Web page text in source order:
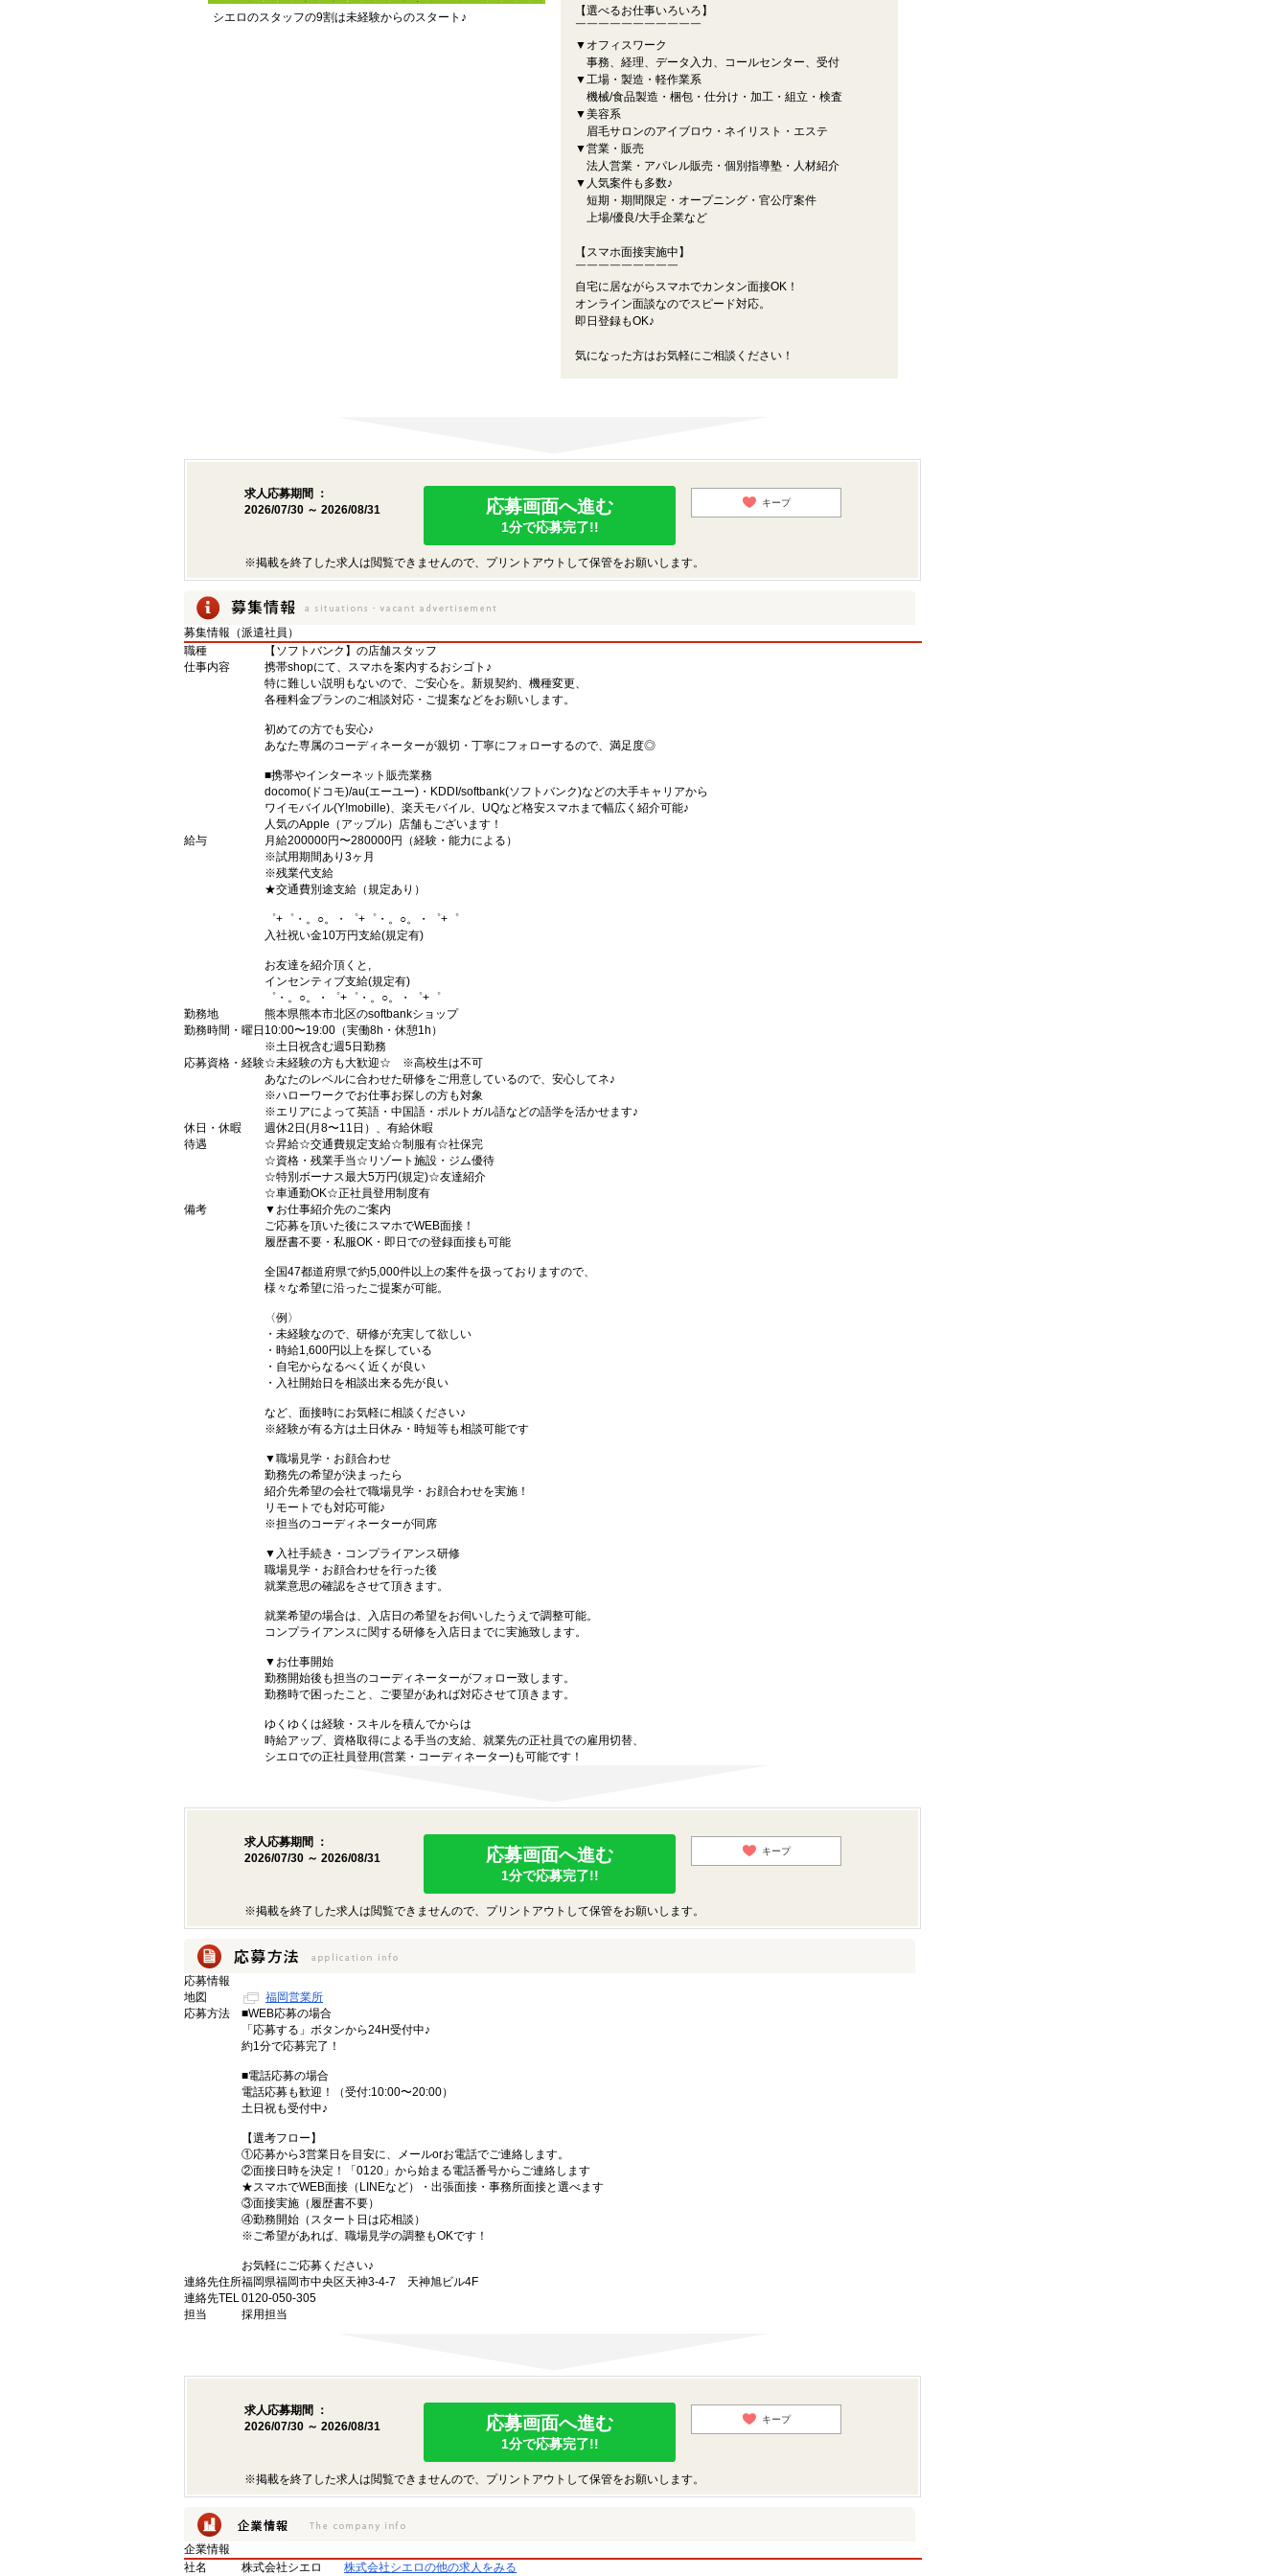
シエロのスタッフの9割は未経験からのスタート♪
【選べるお仕事いろいろ】
￣￣￣￣￣￣￣￣￣￣￣
▼オフィスワーク
事務、経理、データ入力、コールセンター、受付
▼工場・製造・軽作業系
機械/食品製造・梱包・仕分け・加工・組立・検査
▼美容系
眉毛サロンのアイブロウ・ネイリスト・エステ
▼営業・販売
法人営業・アパレル販売・個別指導塾・人材紹介
▼人気案件も多数♪
短期・期間限定・オープニング・官公庁案件
上場/優良/大手企業など
【スマホ面接実施中】
￣￣￣￣￣￣￣￣￣
自宅に居ながらスマホでカンタン面接OK！
オンライン面談なのでスピード対応。
即日登録もOK♪
気になった方はお気軽にご相談ください！
求人応募期間 ：
2026/07/30 ～ 2026/08/31
応募画面へ進む
1分で応募完了!!
キープ
※掲載を終了した求人は閲覧できませんので、プリントアウトして保管をお願いします。
募集情報（派遣社員）
職種
【ソフトバンク】の店舗スタッフ
仕事内容
携帯shopにて、スマホを案内するおシゴト♪
特に難しい説明もないので、ご安心を。新規契約、機種変更、
各種料金プランのご相談対応・ご提案などをお願いします。
初めての方でも安心♪
あなた専属のコーディネーターが親切・丁寧にフォローするので、満足度◎
■携帯やインターネット販売業務
docomo(ドコモ)/au(エーユー)・KDDI/softbank(ソフトバンク)などの大手キャリアから
ワイモバイル(Y!mobille)、楽天モバイル、UQなど格安スマホまで幅広く紹介可能♪
人気のApple（アップル）店舗もございます！
給与
月給200000円〜280000円（経験・能力による）
※試用期間あり3ヶ月
※残業代支給
★交通費別途支給（規定あり）
゜+゜・。○。・゜+゜・。○。・゜+゜
入社祝い金10万円支給(規定有)
お友達を紹介頂くと,
インセンティブ支給(規定有)
゜・。○。・゜+゜・。○。・゜+゜
勤務地
熊本県熊本市北区のsoftbankショップ
勤務時間・曜日 10:00〜19:00（実働8h・休憩1h）
※土日祝含む週5日勤務
応募資格・経験☆未経験の方も大歓迎☆ ※高校生は不可
あなたのレベルに合わせた研修をご用意しているので、安心してネ♪
※ハローワークでお仕事お探しの方も対象
※エリアによって英語・中国語・ポルトガル語などの語学を活かせます♪
休日・休暇
週休2日(月8〜11日）、有給休暇
待遇
☆昇給☆交通費規定支給☆制服有☆社保完
☆資格・残業手当☆リゾート施設・ジム優待
☆特別ボーナス最大5万円(規定)☆友達紹介
☆車通勤OK☆正社員登用制度有
備考
▼お仕事紹介先のご案内
ご応募を頂いた後にスマホでWEB面接！
履歴書不要・私服OK・即日での登録面接も可能
全国47都道府県で約5,000件以上の案件を扱っておりますので、
様々な希望に沿ったご提案が可能。
〈例〉
・未経験なので、研修が充実して欲しい
・時給1,600円以上を探している
・自宅からなるべく近くが良い
・入社開始日を相談出来る先が良い
など、面接時にお気軽に相談ください♪
※経験が有る方は土日休み・時短等も相談可能です
▼職場見学・お顔合わせ
勤務先の希望が決まったら
紹介先希望の会社で職場見学・お顔合わせを実施！
リモートでも対応可能♪
※担当のコーディネーターが同席
▼入社手続き・コンプライアンス研修
職場見学・お顔合わせを行った後
就業意思の確認をさせて頂きます。
就業希望の場合は、入店日の希望をお伺いしたうえで調整可能。
コンプライアンスに関する研修を入店日までに実施致します。
▼お仕事開始
勤務開始後も担当のコーディネーターがフォロー致します。
勤務時で困ったこと、ご要望があれば対応させて頂きます。
ゆくゆくは経験・スキルを積んでからは
時給アップ、資格取得による手当の支給、就業先の正社員での雇用切替、
シエロでの正社員登用(営業・コーディネーター)も可能です！
求人応募期間 ：
2026/07/30 ～ 2026/08/31
応募画面へ進む
1分で応募完了!!
キープ
※掲載を終了した求人は閲覧できませんので、プリントアウトして保管をお願いします。
応募情報
地図
福岡営業所
応募方法
■WEB応募の場合
「応募する」ボタンから24H受付中♪
約1分で応募完了！
■電話応募の場合
電話応募も歓迎！（受付:10:00〜20:00）
土日祝も受付中♪
【選考フロー】
①応募から3営業日を目安に、メールorお電話でご連絡します。
②面接日時を決定！「0120」から始まる電話番号からご連絡します
★スマホでWEB面接（LINEなど）・出張面接・事務所面接と選べます
③面接実施（履歴書不要）
④勤務開始（スタート日は応相談）
※ご希望があれば、職場見学の調整もOKです！
お気軽にご応募ください♪
連絡先住所福岡県福岡市中央区天神3-4-7 天神旭ビル4F
連絡先TEL0120-050-305
担当
採用担当
求人応募期間 ：
2026/07/30 ～ 2026/08/31
応募画面へ進む
1分で応募完了!!
キープ
※掲載を終了した求人は閲覧できませんので、プリントアウトして保管をお願いします。
企業情報
社名
株式会社シエロ 株式会社シエロの他の求人をみる